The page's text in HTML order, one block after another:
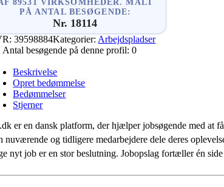
89531 VIRKSOMHEDER. MÅLT
PÅ ANTAL BESØGENDE:
Nr. 18114
39598884Kategorier: Arbejdspladser
Antal besøgende på denne profil: 0
Beskrivelse
Opret bedømmelse
Bedømmelser
Stjerner
er en dansk platform, der hjælper jobsøgende med at
nuværende og tidligere medarbejdere dele deres
nyt job er en stor beslutning. Jobopslag fortæller én